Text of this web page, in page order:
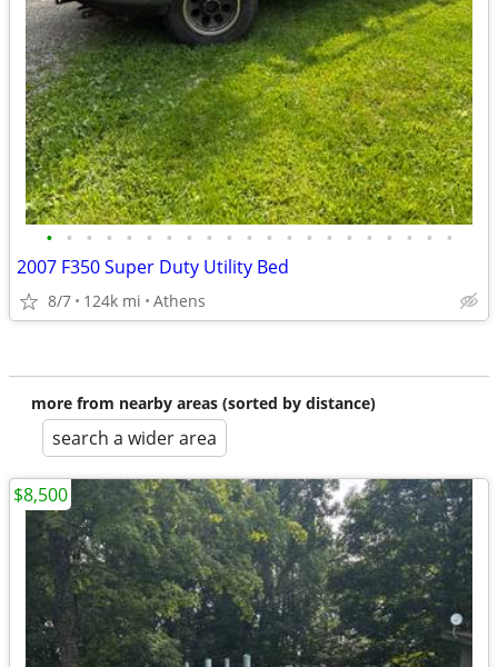
• • • • • • • • • • • • • • • • • • • • •
2007 F350 Super Duty Utility Bed
8/7 124k mi Athens
more from nearby areas (sorted by distance)
search a wider area
$8,500